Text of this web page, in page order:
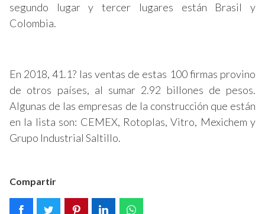
segundo lugar y tercer lugares están Brasil y
Colombia.
En 2018, 41.1? las ventas de estas 100 firmas provino
de otros países, al sumar 2.92 billones de pesos.
Algunas de las empresas de la construcción que están
en la lista son: CEMEX, Rotoplas, Vitro, Mexichem y
Grupo Industrial Saltillo.
Compartir